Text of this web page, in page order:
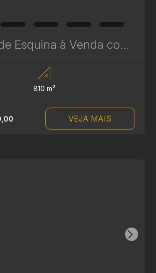
Terreno de Esquina à Venda com 810 m² - Alto Fluxo - Excelente Localização | Ref. 1694
810 m²
VEJA MAIS